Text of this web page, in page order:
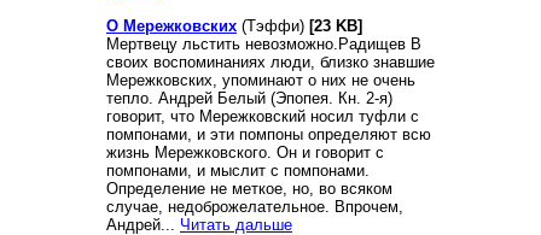
О Мережковских (Тэффи) [23 KB]
Мертвецу льстить невозможно.Радищев В
своих воспоминаниях люди, близко знавшие
Мережковских, упоминают о них не очень
тепло. Андрей Белый (Эпопея. Кн. 2-я)
говорит, что Мережковский носил туфли с
помпонами, и эти помпоны определяют всю
жизнь Мережковского. Он и говорит с
помпонами, и мыслит с помпонами.
Определение не меткое, но, во всяком
случае, недоброжелательное. Впрочем,
Андрей... Читать дальше